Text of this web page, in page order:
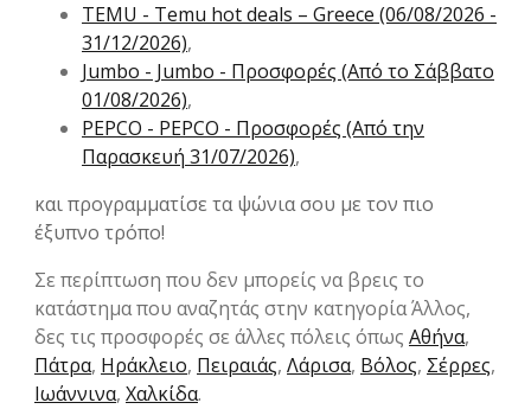
TEMU - Temu hot deals – Greece (06/08/2026 -
31/12/2026),
Jumbo - Jumbo - Προσφορές (Από το Σάββατο
01/08/2026),
PEPCO - PEPCO - Προσφορές (Από την
Παρασκευή 31/07/2026),
και προγραμματίσε τα ψώνια σου με τον πιο
έξυπνο τρόπο!
Σε περίπτωση που δεν μπορείς να βρεις το
κατάστημα που αναζητάς στην κατηγορία Άλλος,
δες τις προσφορές σε άλλες πόλεις όπως Αθήνα,
Πάτρα, Ηράκλειο, Πειραιάς, Λάρισα, Βόλος, Σέρρες,
Ιωάννινα, Χαλκίδα.